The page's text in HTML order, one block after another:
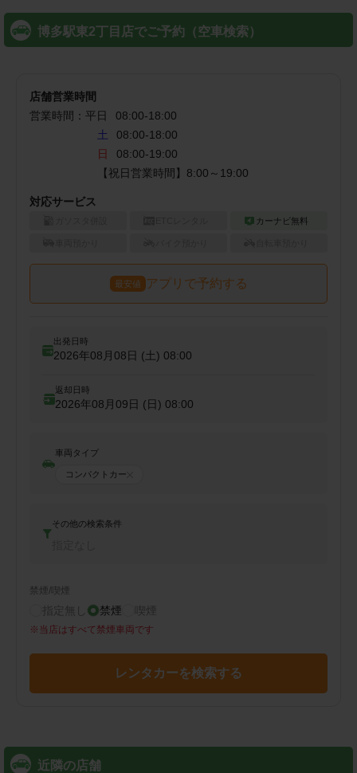
博多駅東2丁目店でご予約（空車検索）
店舗営業時間
営業時間： 平日 08:00-18:00
土
08:00-18:00
日
08:00-19:00
【祝日営業時間】8:00～19:00
対応サービス
カーナビ無料
最安値 アプリで予約する
出発日時
2026年08月08日 (土) 08:00
返却日時
2026年08月09日 (日) 08:00
車両タイプ
コンパクトカー
その他の検索条件
禁煙/喫煙
指定無し 禁煙 喫煙
※ 当店はすべて禁煙車両です
レンタカーを検索する
近隣の店舗